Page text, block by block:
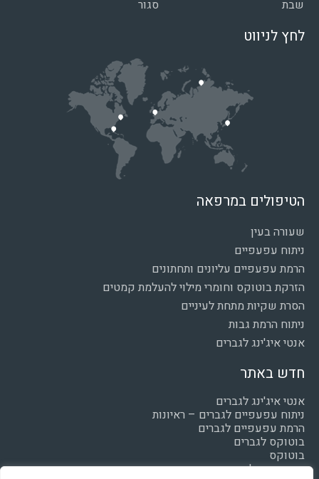
סגור
שבת
לחץ לניווט
הטיפולים במרפאה
שעורה בעין
ניתוח עפעפיים
הרמת עפעפיים עליונים ותחתונים
הזרקת בוטוקס וחומרי מילוי להעלמת קמטים
הסרת שקיות מתחת לעיניים
ניתוח הרמת גבות
אנטי איג'ינג לגברים
חדש באתר
אנטי איג'ינג לגברים
ניתוח עפעפיים לגברים – ראיונות
הרמת עפעפיים לגברים
בוטוקס לגברים
בוטוקס
חומצה היאלרונית